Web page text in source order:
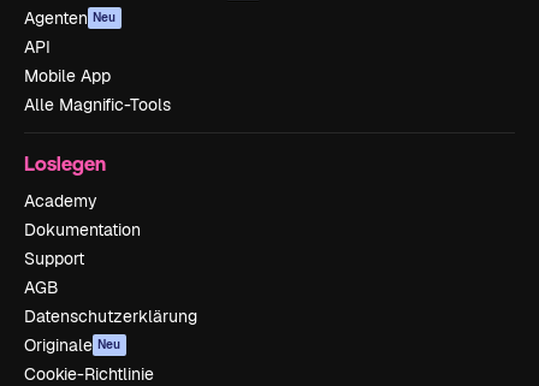
Agenten Neu
API
Mobile App
Alle Magnific-Tools
Loslegen
Academy
Dokumentation
Support
AGB
Datenschutzerklärung
Originale Neu
Cookie-Richtlinie